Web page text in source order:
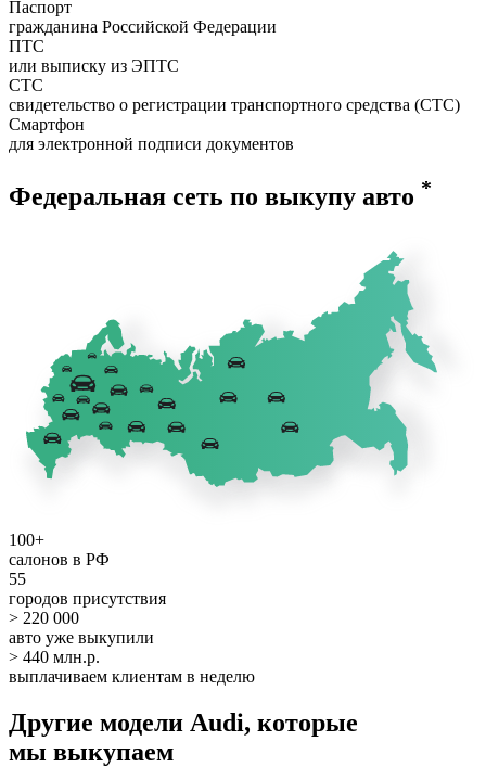
Паспорт
гражданина Российской Федерации
ПТС
или выписку из ЭПТС
СТС
свидетельство о регистрации транспортного средства (СТС)
Смартфон
для электронной подписи документов
Федеральная сеть по выкупу авто *
100+
салонов в РФ
55
городов присутствия
> 220 000
авто уже выкупили
> 440 млн.р.
выплачиваем клиентам в неделю
Другие модели Audi, которые
мы выкупаем